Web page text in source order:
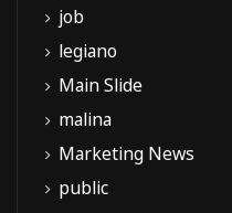
job
legiano
Main Slide
malina
Marketing News
public